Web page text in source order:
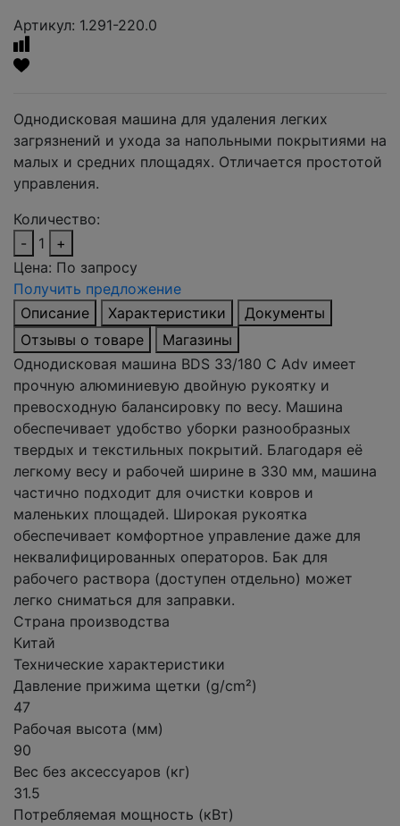
Артикул: 1.291-220.0
Однодисковая машина для удаления легких
загрязнений и ухода за напольными покрытиями на
малых и средних площадях. Отличается простотой
управления.
Количество:
-
1
+
Цена: По запросу
Получить предложение
Описание
Характеристики
Документы
Отзывы о товаре
Магазины
Однодисковая машина BDS 33/180 C Adv имеет
прочную алюминиевую двойную рукоятку и
превосходную балансировку по весу. Машина
обеспечивает удобство уборки разнообразных
твердых и текстильных покрытий. Благодаря её
легкому весу и рабочей ширине в 330 мм, машина
частично подходит для очистки ковров и
маленьких площадей. Широкая рукоятка
обеспечивает комфортное управление даже для
неквалифицированных операторов. Бак для
рабочего раствора (доступен отдельно) может
легко сниматься для заправки.
Страна производства
Китай
Технические характеристики
Давление прижима щетки (g/cm²)
47
Рабочая высота (мм)
90
Вес без аксессуаров (кг)
31.5
Потребляемая мощность (кВт)